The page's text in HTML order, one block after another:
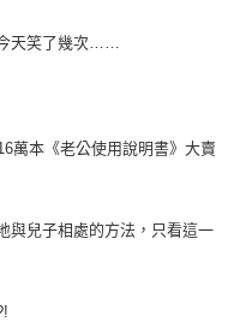
天笑了幾次……
萬本《老公使用說明書》大賣
與兒子相處的方法，只看這一